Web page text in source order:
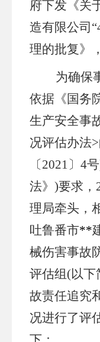
府下发《关
造有限公司
理的批复》
为确保
依据《国务
生产安全事
况评估办法
〔2021〕4
法》)要求，
理局牵头，
吐鲁番市**
械伤害事故
评估组(以下
故责任追究
况进行了评